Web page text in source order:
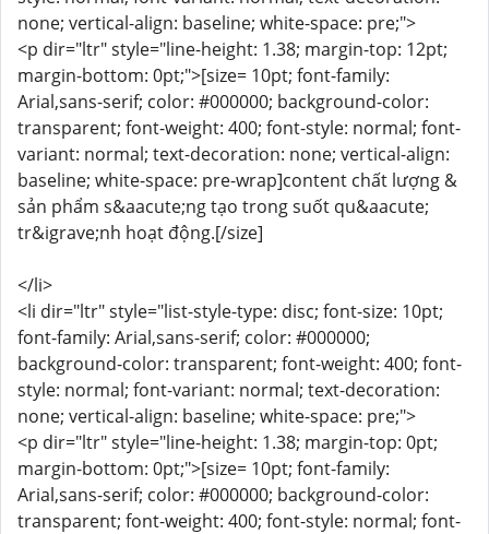
none; vertical-align: baseline; white-space: pre;">
<p dir="ltr" style="line-height: 1.38; margin-top: 12pt;
margin-bottom: 0pt;">[size= 10pt; font-family:
Arial,sans-serif; color: #000000; background-color:
transparent; font-weight: 400; font-style: normal; font-
variant: normal; text-decoration: none; vertical-align:
baseline; white-space: pre-wrap]content chất lượng &
sản phẩm s&aacute;ng tạo trong suốt qu&aacute;
tr&igrave;nh hoạt động.[/size]
</li>
<li dir="ltr" style="list-style-type: disc; font-size: 10pt;
font-family: Arial,sans-serif; color: #000000;
background-color: transparent; font-weight: 400; font-
style: normal; font-variant: normal; text-decoration:
none; vertical-align: baseline; white-space: pre;">
<p dir="ltr" style="line-height: 1.38; margin-top: 0pt;
margin-bottom: 0pt;">[size= 10pt; font-family:
Arial,sans-serif; color: #000000; background-color:
transparent; font-weight: 400; font-style: normal; font-